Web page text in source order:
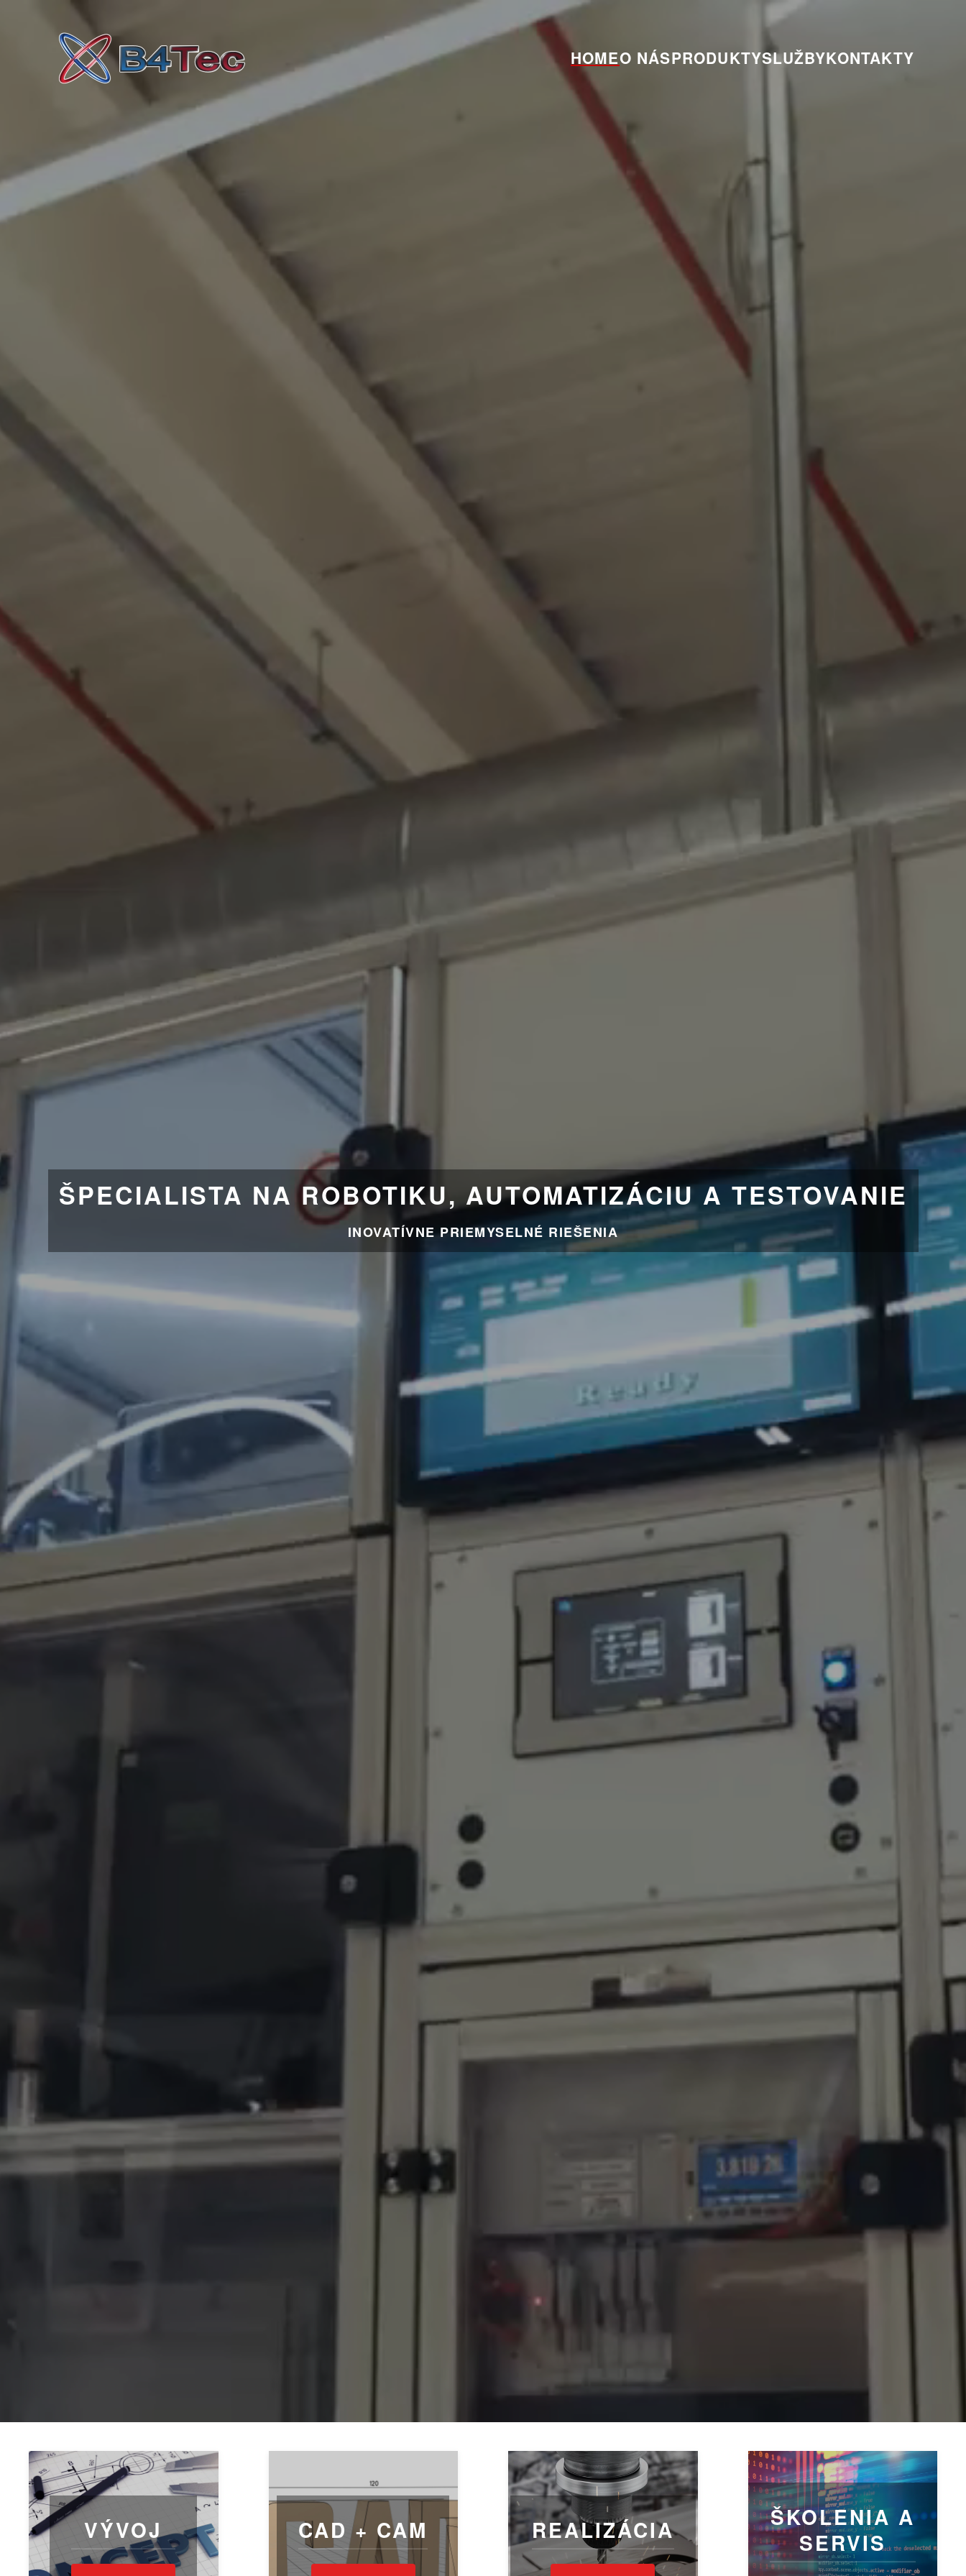
HOMEO NÁSPRODUKTYSLUŽBYKONTAKTY
ŠPECIALISTA NA ROBOTIKU, AUTOMATIZÁCIU A TESTOVANIE
INOVATÍVNE PRIEMYSELNÉ RIEŠENIA
VÝVOJ CAD + CAM REALIZÁCIA
ŠKOLENIA A
SERVIS